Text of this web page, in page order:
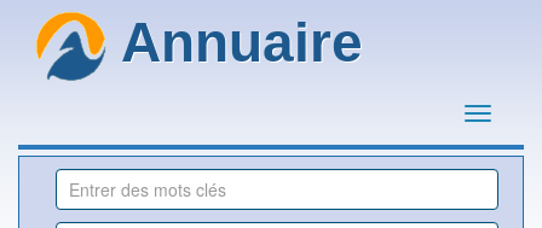
Annuaire